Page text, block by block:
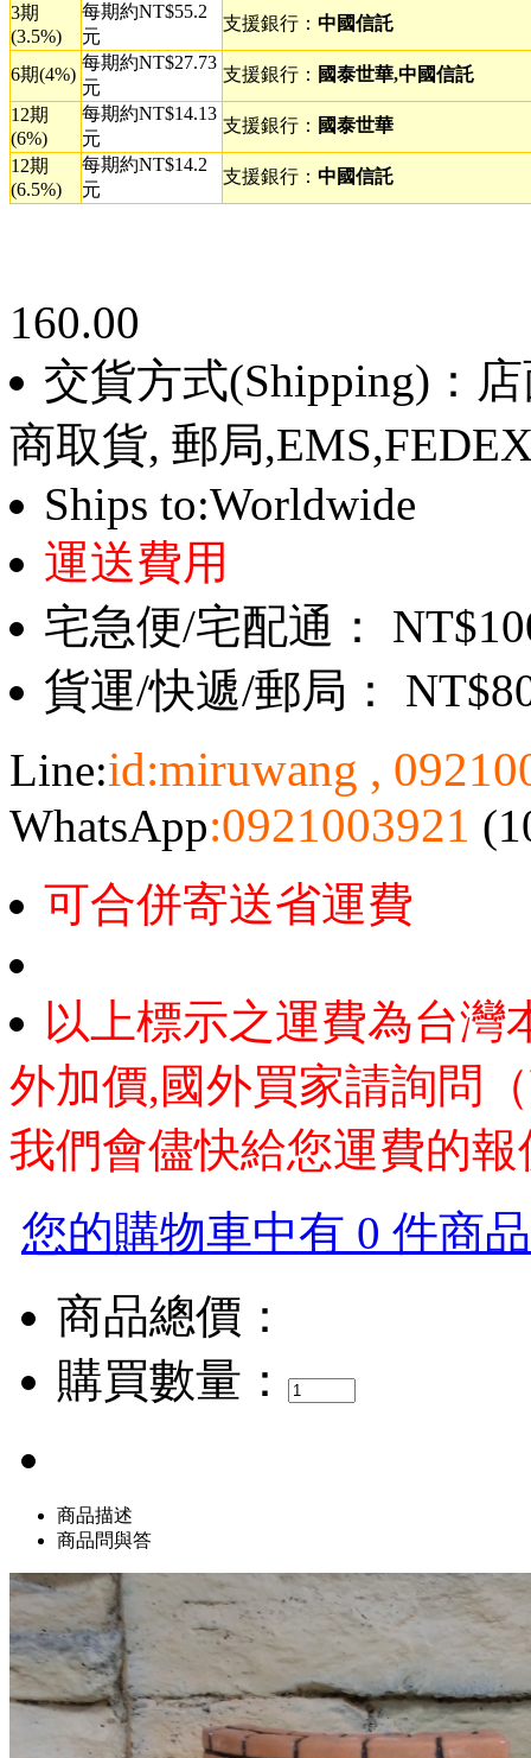
3期
(3.5%)
每期約NT$55.2
元
支援銀行： 中國信託
6期(4%)
每期約NT$27.73
元
支援銀行： 國泰世華,中國信託
12期
(6%)
每期約NT$14.13
元
支援銀行： 國泰世華
12期
(6.5%)
每期約NT$14.2
元
支援銀行： 中國信託
160.00
交貨方式(Shipping)：
商取貨, 郵局
Ships to:Worldwide
運送費用
宅急便/宅配通：
貨運/快遞/郵局：
Line:id:miruwang ,
WhatsApp:0921003921
可合併寄送省運費
以上標示之運費為台灣
外加價,國外買家請詢問
我們會儘快給您運費的報
您的購物車中有 0 件商
商品總價：
購買數量：
商品描述
商品問與答